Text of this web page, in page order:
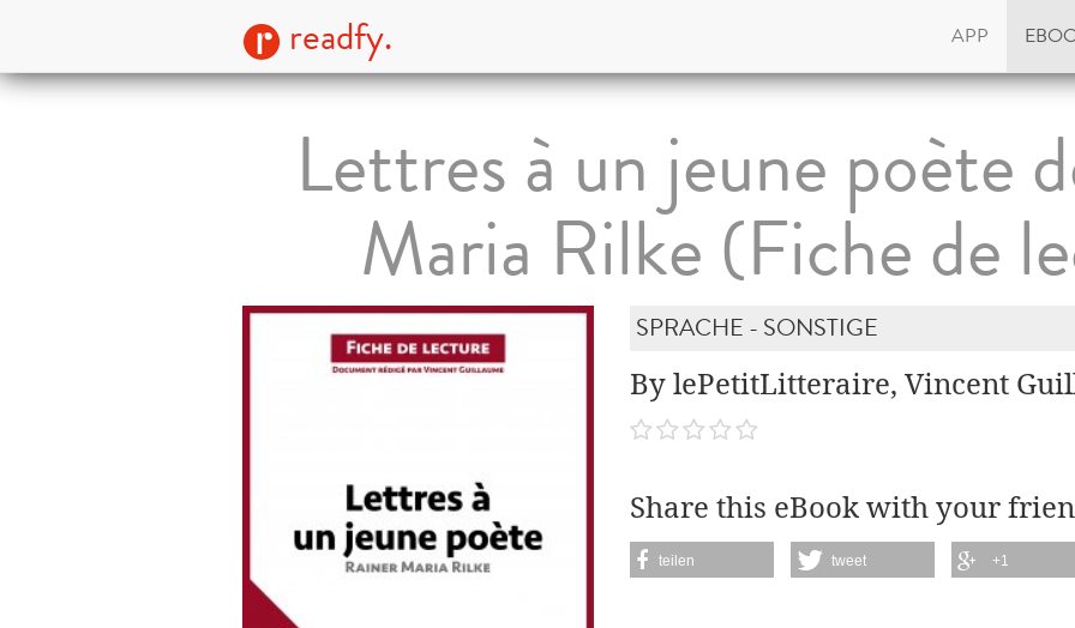
readfy. APP
Lettres à un jeune poète
Maria Rilke (Fiche de
SPRACHE - SONSTIGE
By lePetitLitteraire, Vincent
Share this eBook with your
teilen tweet +1